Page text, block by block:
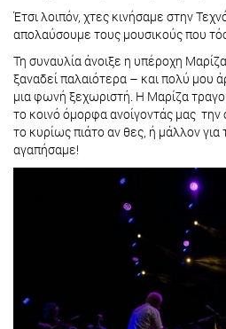
Έτσι λοιπόν, χτες κινήσαμε στην
απολαύσουμε τους μουσικούς που
Τη συναυλία άνοιξε η υπέροχη
ξαναδεί παλαιότερα – και πολύ μου
μια φωνή ξεχωριστή. Η Μαρίζα
το κοινό όμορφα ανοίγοντάς μας την
το κυρίως πιάτο αν θες, ή μάλλον για
αγαπήσαμε!